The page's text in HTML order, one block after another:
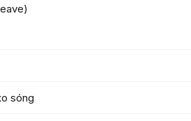
sóng